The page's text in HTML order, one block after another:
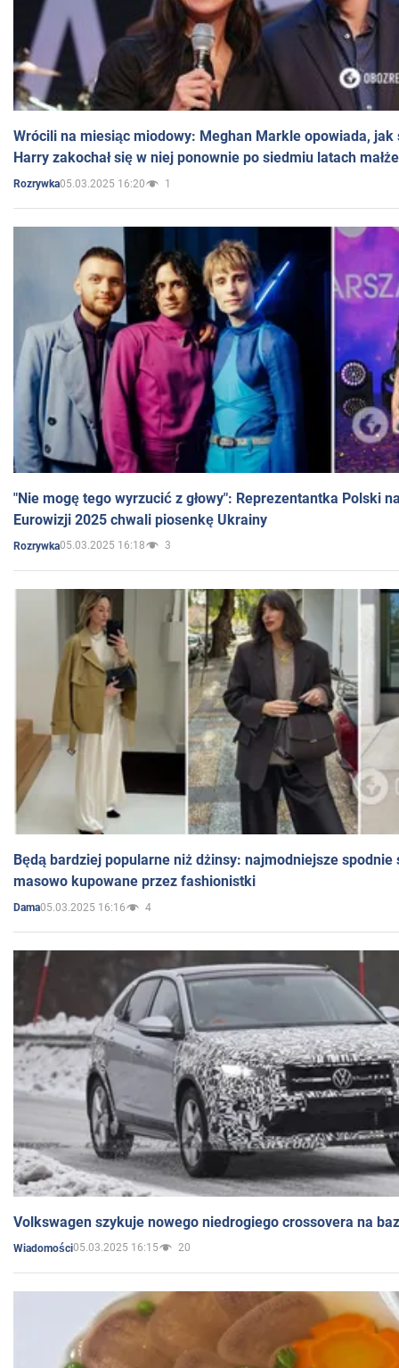
Wrócili na miesiąc miodowy: Meghan Markle opowiada, jak
Harry zakochał się w niej ponownie po siedmiu latach
Rozrywka05.03.2025 16:20 1
"Nie mogę tego wyrzucić z głowy": Reprezentantka Polski
Eurowizji 2025 chwali piosenkę Ukrainy
Rozrywka05.03.2025 16:18 3
Będą bardziej popularne niż dżinsy: najmodniejsze spodnie
masowo kupowane przez fashionistki
Dama05.03.2025 16:16 4
Volkswagen szykuje nowego niedrogiego crossovera na
Wiadomości05.03.2025 16:15 20